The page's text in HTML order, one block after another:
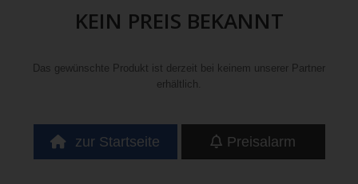
KEIN PREIS BEKANNT
Das gewünschte Produkt ist derzeit bei keinem unserer Partner
erhältlich.
zur Startseite Preisalarm